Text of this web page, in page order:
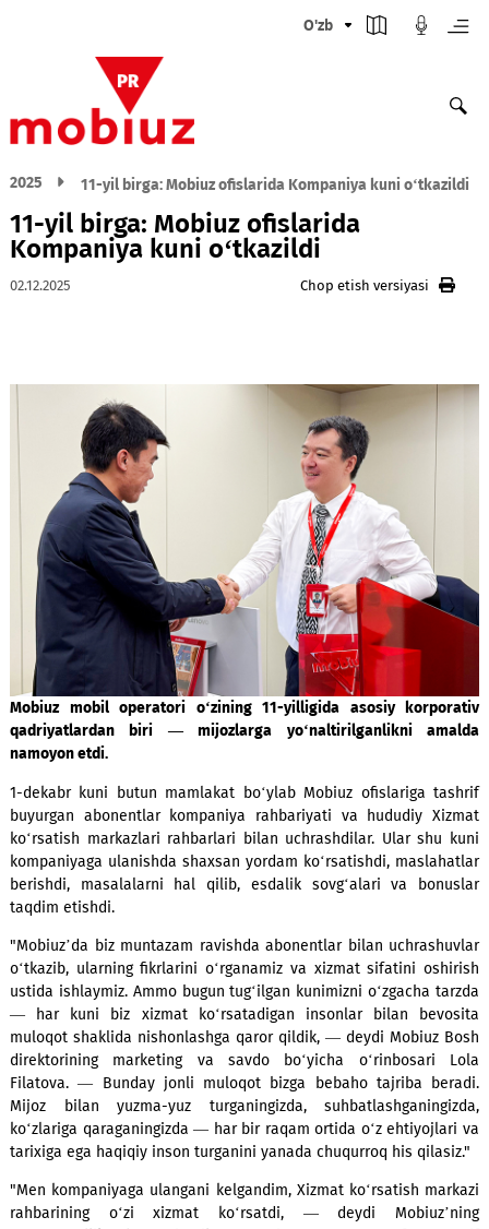
O'zb
11-yil birga: Mobiuz ofislarida
Kompaniya kuni o‘tkazildi
Mobiuz mobil operatori o‘zining 11-yilligida asosiy
qadriyatlardan biri — mijozlarga yo ‘naltirilganlikni
namoyon etdi.
1-dekabr kuni butun mamlakat bo‘ylab Mobiuz ofislariga
buyurgan abonentlar kompaniya rahbariyati va hududiy
kompaniyaga ulanishda shaxsan yordam ko‘rsatishdi,
berishdi, masalalarni hal qilib, esdalik sovg‘alari va
taqdim etishdi.
"Mobiuz’da biz muntazam ravishda abonentlar bilan
o‘tkazib, ularning fikrlarini o‘rganamiz va xizmat sifatini
ustida ishlaymiz. Ammo bugun tug‘ilgan kunimizni o‘zgacha
— har kuni biz xizmat ko‘rsatadigan insonlar bilan
muloqot shaklida nishonlashga qaror qildik, — deydi
direktorining marketing va savdo bo‘yicha
Filatova. — Bunday jonli muloqot bizga bebaho tajriba